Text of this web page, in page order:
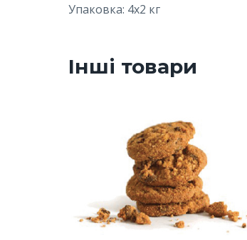
Упаковка: 4х2 кг
Інші товари